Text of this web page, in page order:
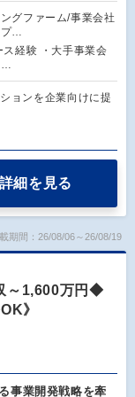
グファーム/事業会社
プ…
ス経験 ・大手事業会
…
ョンを企業向けに提
詳細を見る
期間：26/08/06～26/08/19
～1,600万円◆
》
事業開発戦略を牽